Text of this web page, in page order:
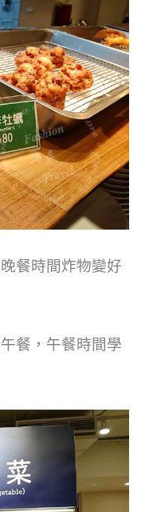
餐時間炸物變好
餐，午餐時間學